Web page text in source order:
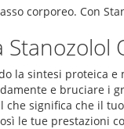
corporeo. Con
la sintesi proteica
e bruciare i
che significa che il
le tue prestazioni